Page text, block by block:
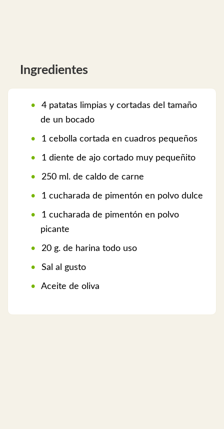
Ingredientes
4 patatas limpias y cortadas del tamaño
de un bocado
1 cebolla cortada en cuadros pequeños
1 diente de ajo cortado muy pequeñito
250 ml. de caldo de carne
1 cucharada de pimentón en polvo dulce
1 cucharada de pimentón en polvo
picante
20 g. de harina todo uso
Sal al gusto
Aceite de oliva